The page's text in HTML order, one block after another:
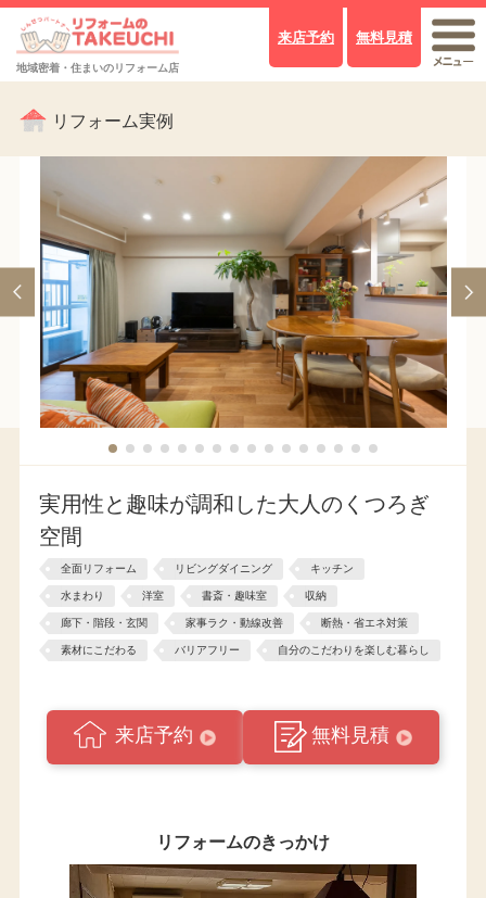
地域密着・住まいのリフォーム店
来店予約 無料見積
リフォーム実例
実用性と趣味が調和した大人のくつろぎ
空間
全面リフォーム リビングダイニング キッチン
水まわり 洋室 書斎・趣味室 収納
廊下・階段・玄関 家事ラク・動線改善 断熱・省エネ対策
素材にこだわる バリアフリー 自分のこだわりを楽しむ暮らし
来店予約 無料見積
リフォームのきっかけ